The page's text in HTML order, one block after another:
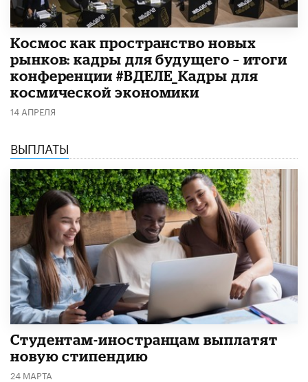
Космос как пространство новых
рынков: кадры для будущего – итоги
конференции #ВДЕЛЕ_Кадры для
космической экономики
14 АПРЕЛЯ
ВЫПЛАТЫ
Студентам-иностранцам выплатят
новую стипендию
24 МАРТА